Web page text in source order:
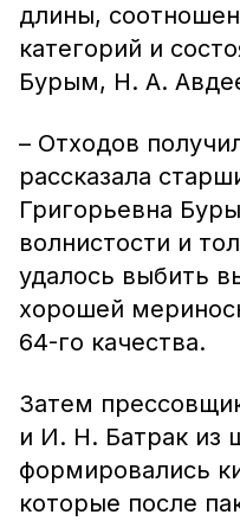
длины,
категорий и
Бурым, Н. А.
– Отходов
рассказала
Григорьевна
волнистости и
удалось выбить
хорошей
64-го качества.
Затем
и И. Н. Батрак из
формировались
которые после